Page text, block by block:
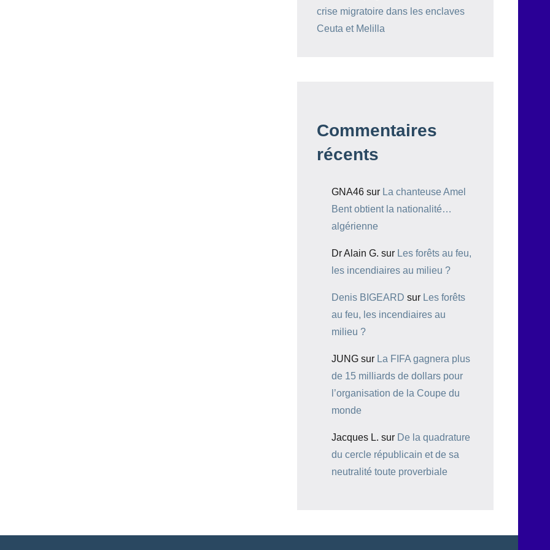
crise migratoire dans les enclaves
Ceuta et Melilla
Commentaires
récents
GNA46 sur La chanteuse Amel
Bent obtient la nationalité…
algérienne
Dr Alain G. sur Les forêts au feu,
les incendiaires au milieu ?
Denis BIGEARD sur Les forêts
au feu, les incendiaires au
milieu ?
JUNG sur La FIFA gagnera plus
de 15 milliards de dollars pour
l’organisation de la Coupe du
monde
Jacques L. sur De la quadrature
du cercle républicain et de sa
neutralité toute proverbiale